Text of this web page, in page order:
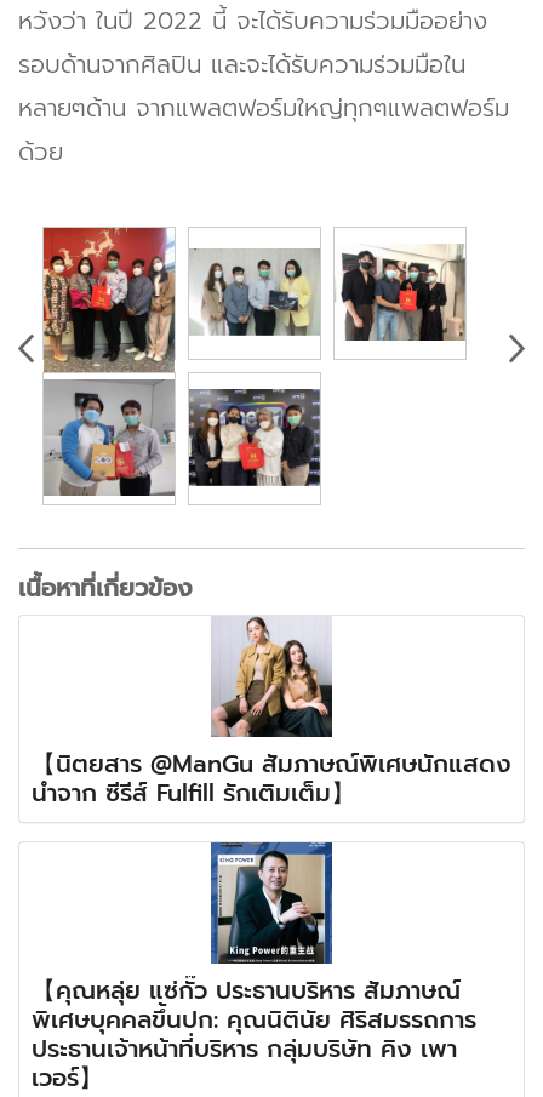
หวังว่า ในปี 2022 นี้ จะได้รับความร่วมมืออย่าง
รอบด้านจากศิลปิน และจะได้รับความร่วมมือใน
หลายๆด้าน จากแพลตฟอร์มใหญ่ทุกๆแพลตฟอร์ม
ด้วย
เนื้อหาที่เกี่ยวข้อง
【นิตยสาร @ManGu สัมภาษณ์พิเศษนักแสดง
นำจาก ซีรีส์ Fulfill รักเติมเต็ม】
【คุณหลุ่ย แซ่กั๊ว ประธานบริหาร สัมภาษณ์
พิเศษบุคคลขึ้นปก: คุณนิตินัย ศิริสมรรถการ
ประธานเจ้าหน้าที่บริหาร กลุ่มบริษัท คิง เพา
เวอร์】